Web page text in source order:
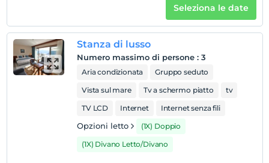
animale domestico
Animali non ammessi
fumare
Sono disponibili aree fumatori
Il check-in è possibile dalle 14:00 alle 23:00 in punto. La
porta d'ingresso è chiusa al di fuori di questi orari.
Seleziona le date
Stanza di lusso
Numero massimo di persone : 3
Aria condizionata
Gruppo seduto
Vista sul mare
Tv a schermo piatto
tv
TV LCD
Internet Internet senza fili
Opzioni letto
(1X) Doppio
(1X) Divano Letto/Divano